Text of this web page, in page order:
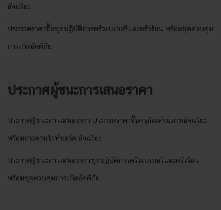
อัจฉริยะ
ประกวดราคาซื้อชุดปฏิบัติการครัวเบเกอรี่และครัวร้อน พร้อมชุดควบคุม
การเกิดอัคคีภัย
ประกาศผู้ชนะการเสนอราคา
ประกาศผู้ชนะการเสนอราคา ประกวดราคาซื้อครุภัณฑ์จอภาพอัจฉริยะ
พร้อมกระดานไวท์บอร์ด อัจฉริยะ
ประกาศผู้ชนะการเสนอราคาชุดปฏิบัติการครัวเบเกอรี่และครัวร้อน
พร้อมชุดควบคุมการเกิดอัคคีภัย